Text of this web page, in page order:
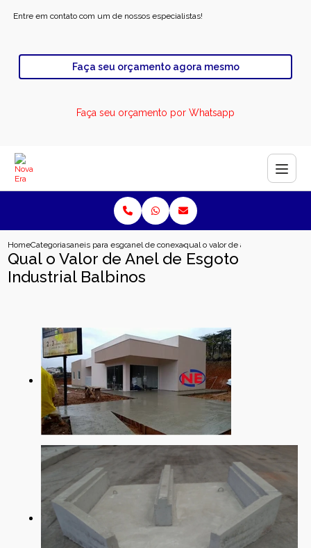
Entre em contato com um de nossos especialistas!
Faça seu orçamento agora mesmo
Faça seu orçamento por Whatsapp
HomeCategoriasaneis para esgotoanel de conexao para esgotoqual o valor de anel de esgoto
Qual o Valor de Anel de Esgoto
Industrial Balbinos